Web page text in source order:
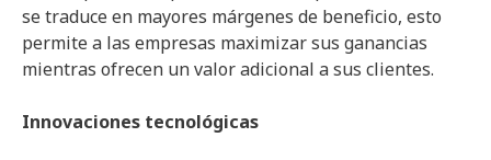
se traduce en mayores márgenes de beneficio, esto
permite a las empresas maximizar sus ganancias
mientras ofrecen un valor adicional a sus clientes.
Innovaciones tecnológicas